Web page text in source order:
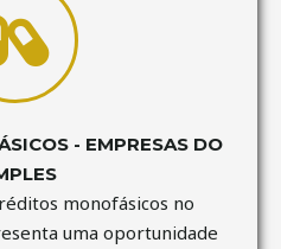
- EMPRESAS DO
monofásicos no
uma oportunidade